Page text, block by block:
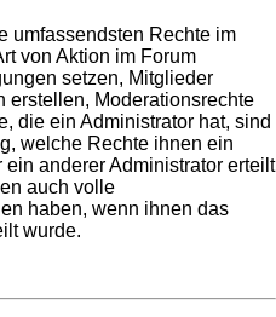
umfassendsten Rechte im
von Aktion im Forum
setzen, Mitglieder
erstellen, Moderationsrechte
die ein Administrator hat, sind
welche Rechte ihnen ein
anderer Administrator erteilt
auch volle
haben, wenn ihnen das
wurde.